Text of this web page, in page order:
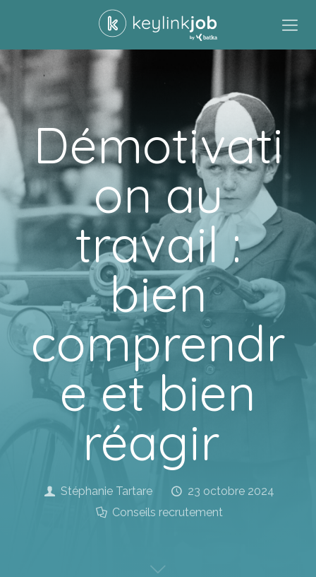
Démotivati
on au
travail :
bien
comprendr
e et bien
réagir
Stéphanie Tartare
23 octobre 2024
Conseils recrutement